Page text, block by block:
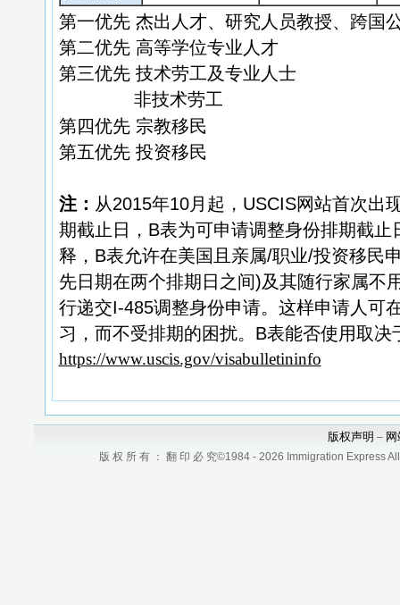
第一优先 杰出人才、研究人员教授、跨国
第二优先 高等学位专业人才
第三优先 技术劳工及专业人士
非技术劳工
第四优先 宗教移民
第五优先 投资移民
注： 从2015年10月起，USCIS网站首次出
期截止日，B表为可申请调整身份排期截止
释，B表允许在美国且亲属/职业/投资移民
先日期在两个排期日之间)及其随行家属不
行递交I-485调整身份申请。这样申请人可
习，而不受排期的困扰。B表能否使用取决
https://www.uscis.gov/visabulletininfo
版权声明 –
版 权 所 有 ： 翻 印 必 究©1984 - 2026 Immigration Express